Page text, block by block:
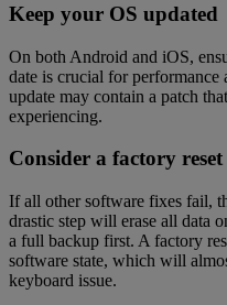
Keep your OS updated
On both Android and iOS,
date is crucial for
update may contain a patch
experiencing.
Consider a factory
If all other software fixes fail,
drastic step will erase all data
a full backup first. A factory
software state, which will
keyboard issue.